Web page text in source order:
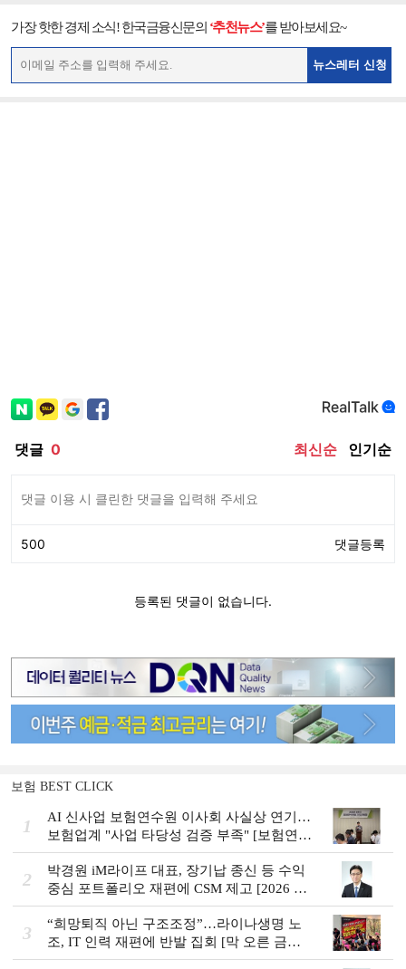
가장 핫한 경제 소식! 한국금융신문의 ‘추천뉴스’를 받아보세요~
뉴스레터 신청
보험 BEST CLICK
1
AI 신사업 보험연수원 이사회 사실상 연기…
보험업계 "사업 타당성 검증 부족" [보험연수
원 AI사업 논란]
2
박경원 iM라이프 대표, 장기납 종신 등 수익
중심 포트폴리오 재편에 CSM 제고 [2026 금
융사 상반기 실적]
3
“희망퇴직 아닌 구조조정”…라이나생명 노
조, IT 인력 재편에 반발 집회 [막 오른 금융
권 하투(夏鬪)]